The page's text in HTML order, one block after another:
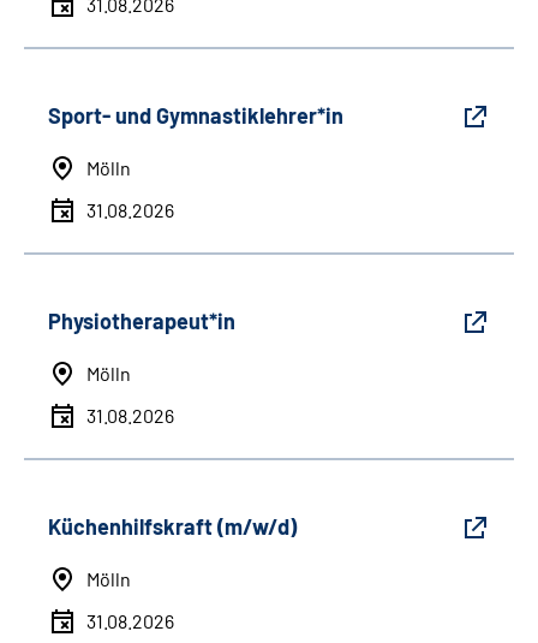
Sport- und Gymnastiklehrer*in
Mölln
31.08.2026
Physiotherapeut*in
Mölln
31.08.2026
Küchenhilfskraft (m/w/d)
Mölln
31.08.2026